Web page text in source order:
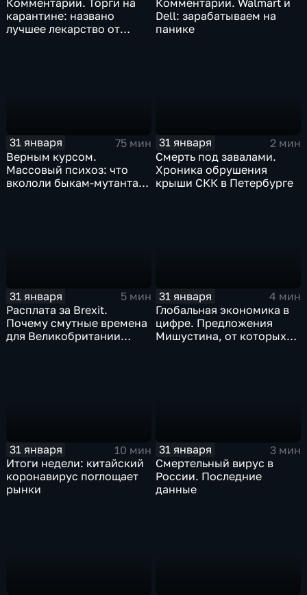
Комментарии. Торги на
карантине: названо
лучшее лекарство от
Комментарии. Walmart и
Dell: зарабатываем на
панике
31 января
75 мин
Верным курсом.
Массовый психоз: что
вкололи быкам-мутантам,
31 января
2 мин
Смерть под завалами.
Хроника обрушения
крыши СКК в Петербурге
31 января
5 мин
Расплата за Brexit.
Почему смутные времена
для Великобритании
31 января
4 мин
Глобальная экономика в
цифре. Предложения
Мишустина, от которых
31 января
10 мин
Итоги недели: китайский
коронавирус поглощает
рынки
31 января
3 мин
Смертельный вирус в
России. Последние
данные